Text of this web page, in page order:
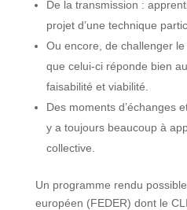
De la transmission :
projet d’une technique
Ou encore, de challenger
que celui-ci réponde bien
faisabilité et viabilité.
Des moments d’échanges
y a toujours beaucoup à
collective.
Un programme rendu
européen (FEDER) dont le